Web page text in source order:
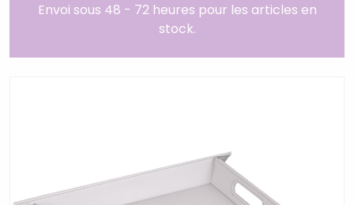
Envoi sous 48 - 72 heures pour les articles en
stock.